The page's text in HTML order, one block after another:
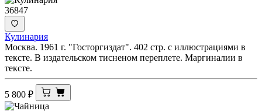
36847
Кулинария
Москва. 1961 г. "Госторгиздат". 402 стр. с иллюстрациями в
тексте. В издательском тисненом переплете. Маргиналии в
тексте.
5 800 ₽